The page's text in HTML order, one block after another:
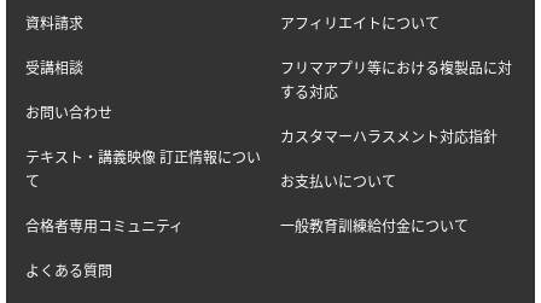
資料請求
受講相談
お問い合わせ
テキスト・講義映像 訂正情報につい
て
合格者専用コミュニティ
よくある質問
アフィリエイトについて
フリマアプリ等における複製品に対
する対応
カスタマーハラスメント対応指針
お支払いについて
一般教育訓練給付金について